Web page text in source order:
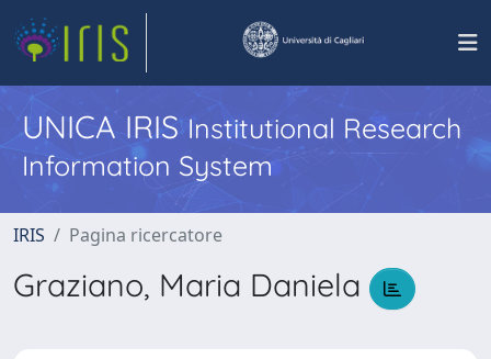
UNICA IRISInstitutional Research
Information System
IRIS Pagina ricercatore
Graziano, Maria Daniela